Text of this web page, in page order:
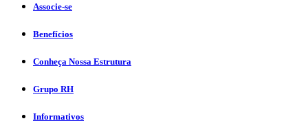
Associe-se
Benefícios
Conheça Nossa Estrutura
Grupo RH
Informativos